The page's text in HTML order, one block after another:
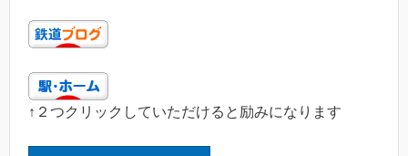
↑２つクリックしていただけると励みになります